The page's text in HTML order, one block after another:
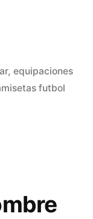
, equipaciones
futbol